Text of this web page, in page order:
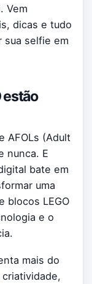
Vem
dicas e tudo
sua selfie em
estão
AFOLs (Adult
nunca. E
bate em
uma
blocos LEGO
e o
mais do